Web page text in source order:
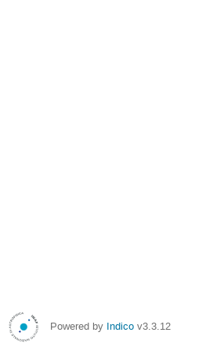
Powered by Indico v3.3.12